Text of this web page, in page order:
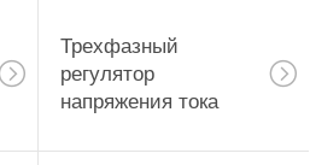
Трехфазный
регулятор
напряжения тока